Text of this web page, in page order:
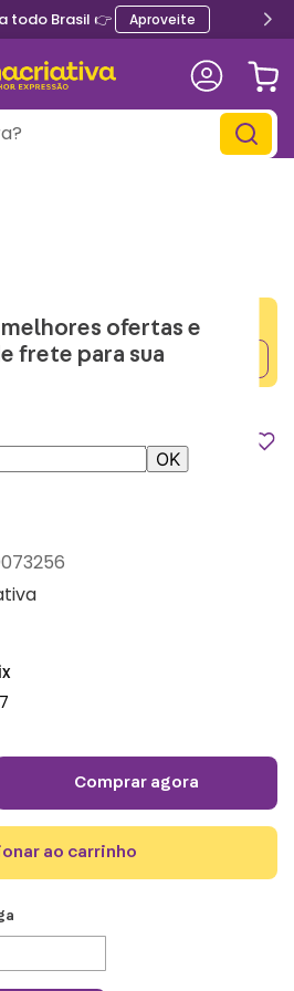
todo Brasil 👉 Aproveite
ofertas e
frete para sua
OK
Minnie - Disney
e ganhe desconto na
comprar agora
ao carrinho